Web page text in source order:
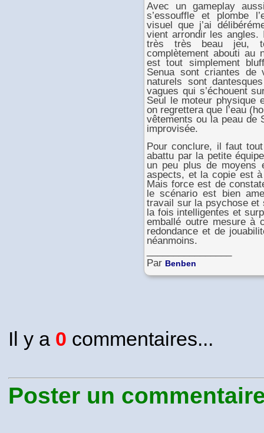
Avec un gameplay
s’essouffle et plombe
visuel que j’ai
vient arrondir les angles.
très très beau jeu,
complètement abouti au
est tout simplement
Senua sont criantes de
naturels sont
vagues qui s’échouent
Seul le moteur physique
on regrettera que l’eau
vêtements ou la peau de
improvisée.
Pour conclure, il faut
abattu par la petite
un peu plus de moyens
aspects, et la copie est
Mais force est de
le scénario est bien
travail sur la psychose et
la fois intelligentes et
emballé outre mesure à
redondance et de
néanmoins.
Par Benben
Il y a 0 commentaires...
Poster un